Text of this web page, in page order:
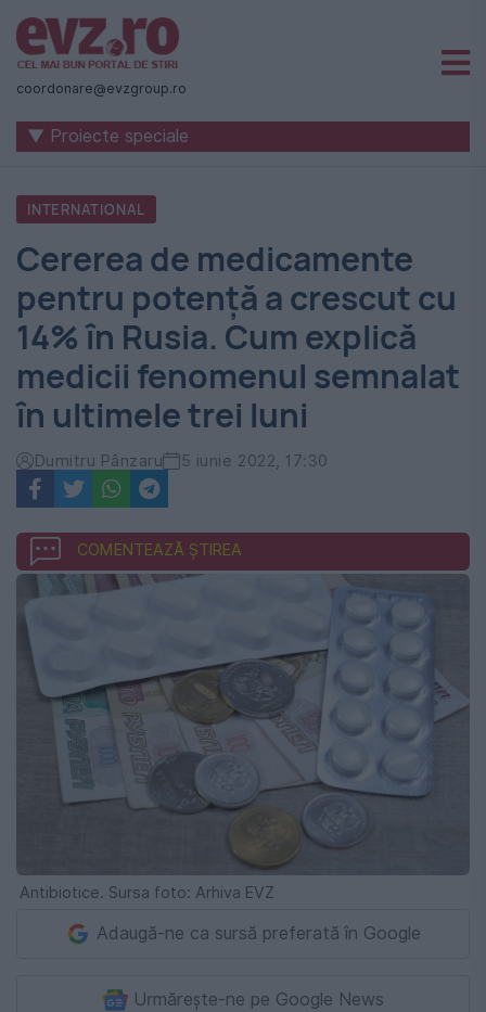
Știri
naționale
internaționale
România
-
Evenimentul
Zilei
coordonare@evzgroup.ro
▼ Proiecte speciale
INTERNATIONAL
Cererea de medicamente
pentru potență a crescut cu
14% în Rusia. Cum explică
medicii fenomenul semnalat
în ultimele trei luni
Dumitru Pânzaru 5 iunie 2022, 17:30
COMENTEAZĂ ȘTIREA
Antibiotice. Sursa foto: Arhiva EVZ
Adaugă-ne ca sursă preferată în Google
Urmărește-ne pe Google News